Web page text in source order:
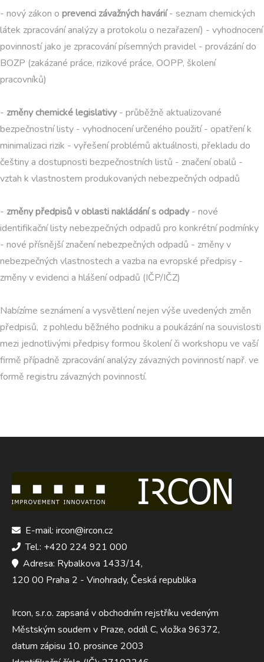
- nový zákon o prevenci závažných havárií- seznam chemických
látek zpracování analýzy a protokolu o nezařazení) - vyhodnocení
povinností jako je zpracování písemných pravidel - provázání do
BOZP (zakázané práce, rizikové práce, OOPP, školení
pracovníků)
- změny chemické legislativy- průběžně aktualizované
bezpečnostní listy - vyhodnocení určeného použití - opatření k
minimalizaci rizik - vyřešení problémů aktuálnosti, překladu do
češtiny a dostupnosti bezpečnostních listů - značení obalů -
vztah k vlastnostem produkovaných nebezpečných odpadů
- změny předpisů v oblasti nakládání s odpady- nové
identifikační listy nebezpečných odpadů pro konkrétní podmínky
- nové přísnější značení nebezpečných odpadů - změny v
nebezpečných vlastnostech a vazba na evropské předpisy -
změny v evidenci a hlášení odpadů (IČP/IČZ)
Nabízíme seznámení a vysvětlení nejen výše uvedených změn
předpisů, z pohledu běžného podniku a poukázání na souvislosti
mezi jednotlivými předpisy formou školení či workshopu ve vaší
firmě případně zpracování analýzy závazných povinností např. ve
formě registru závazných povinností.
E-mail: ircon@ircon.cz
Tel.: +420 224 921 000
Adresa: Rybalkova 1433/14,
120 00 Praha 2 - Vinohrady, Česká republika
Ircon, s.r.o. zapsaná v obchodním rejstříku vedeným
Městským soudem v Praze, oddíl C, vložka 96372,
datum zápisu 10. prosince 2003